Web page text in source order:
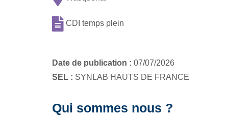
CDI temps plein
Date de publication : 07/07/2026
SEL : SYNLAB HAUTS DE FRANCE
Qui sommes nous ?